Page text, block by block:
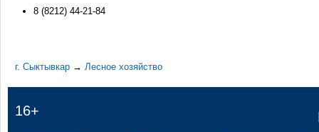
8 (8212) 44-21-84
г. Сыктывкар → Лесное хозяйство
16+